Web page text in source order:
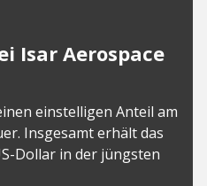
Isar Aerospace
einstelligen Anteil am
Insgesamt erhält das
Dollar in der jüngsten